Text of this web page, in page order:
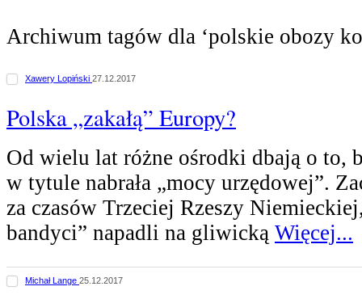
Archiwum tagów dla ‘polskie obozy
Xawery Lopiński 27.12.2017
Polska „zakałą” Europy?
Od wielu lat różne ośrodki dbają o to,
w tytule nabrała „mocy urzędowej”.
za czasów Trzeciej Rzeszy
bandyci” napadli na gliwicką Więcej...
Michał Lange 25.12.2017